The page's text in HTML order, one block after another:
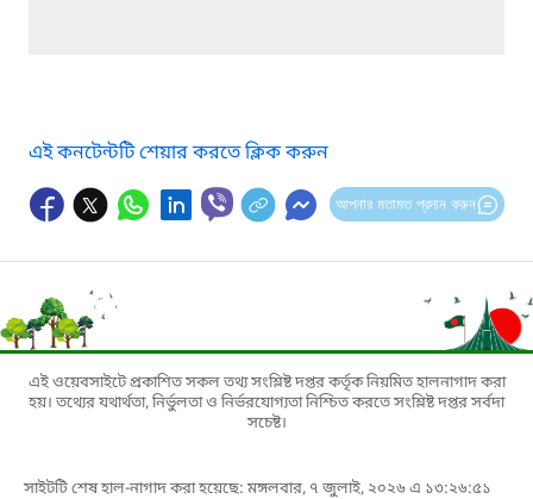
এই কনটেন্টটি শেয়ার করতে ক্লিক করুন
আপনার মতামত প্রদান করুন
এই ওয়েবসাইটে প্রকাশিত সকল তথ্য সংশ্লিষ্ট দপ্তর কর্তৃক নিয়মিত হালনাগাদ করা
হয়। তথ্যের যথার্থতা, নির্ভুলতা ও নির্ভরযোগ্যতা নিশ্চিত করতে সংশ্লিষ্ট দপ্তর সর্বদা
সচেষ্ট।
সাইটটি শেষ হাল-নাগাদ করা হয়েছে: মঙ্গলবার, ৭ জুলাই, ২০২৬ এ ১৩:২৬:৫১